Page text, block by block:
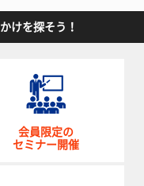
けを探そう！
会員限定の
セミナー開催